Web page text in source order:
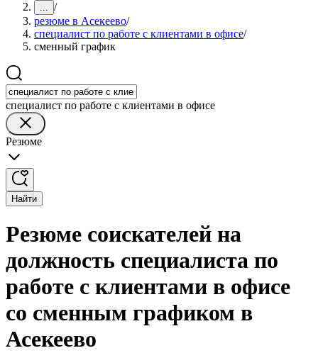
... /
резюме в Асекеево/
специалист по работе с клиентами в офисе/
сменный график
специалист по работе с клиентами в офисе
Резюме
Найти
Резюме соискателей на
должность специалиста по
работе с клиентами в офисе
со сменным графиком в
Асекеево